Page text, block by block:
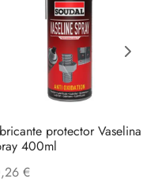
protector Vaselina
400ml
€